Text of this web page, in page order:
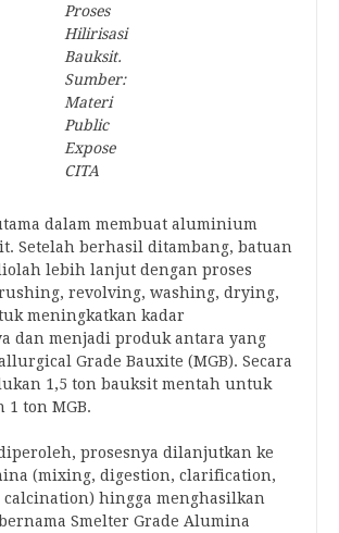
Proses
Hilirisasi
Bauksit.
Sumber:
Materi
Public
Expose
CITA
dalam membuat aluminium
Setelah berhasil ditambang, batuan
lebih lanjut dengan proses
revolving, washing, drying,
meningkatkan kadar
dan menjadi produk antara yang
Grade Bauxite (MGB). Secara
1,5 ton bauksit mentah untuk
1 ton MGB.
prosesnya dilanjutkan ke
(mixing, digestion, clarification,
hingga menghasilkan
Smelter Grade Alumina